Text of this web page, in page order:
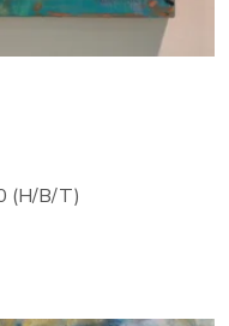
(H/B/T)